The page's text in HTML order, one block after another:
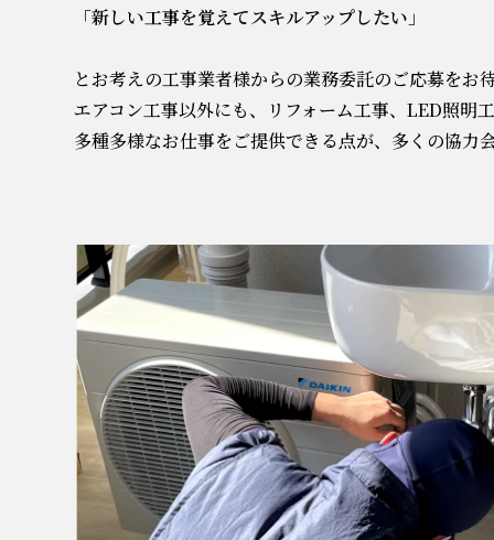
「新しい工事を覚えてスキルアップしたい 」
とお考えの工事業者様からの業務委託のご応募をお
エアコン工事以外にも、リフォーム工事、LED照明
多種多様なお仕事をご提供できる点が、多くの協力